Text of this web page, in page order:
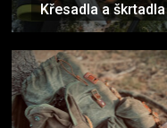
Křesadla a škrtadla